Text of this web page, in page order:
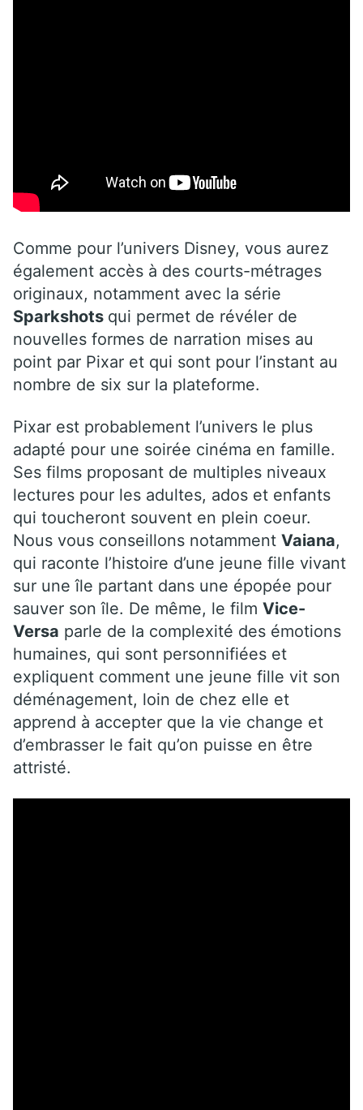
Comme pour l’univers Disney, vous aurez
également accès à des courts-métrages
originaux, notamment avec la série
Sparkshots qui permet de révéler de
nouvelles formes de narration mises au
point par Pixar et qui sont pour l’instant au
nombre de six sur la plateforme.
Pixar est probablement l’univers le plus
adapté pour une soirée cinéma en famille.
Ses films proposant de multiples niveaux
lectures pour les adultes, ados et enfants
qui toucheront souvent en plein coeur.
Nous vous conseillons notamment Vaiana,
qui raconte l’histoire d’une jeune fille vivant
sur une île partant dans une épopée pour
sauver son île. De même, le film Vice-
Versa parle de la complexité des émotions
humaines, qui sont personnifiées et
expliquent comment une jeune fille vit son
déménagement, loin de chez elle et
apprend à accepter que la vie change et
d’embrasser le fait qu’on puisse en être
attristé.